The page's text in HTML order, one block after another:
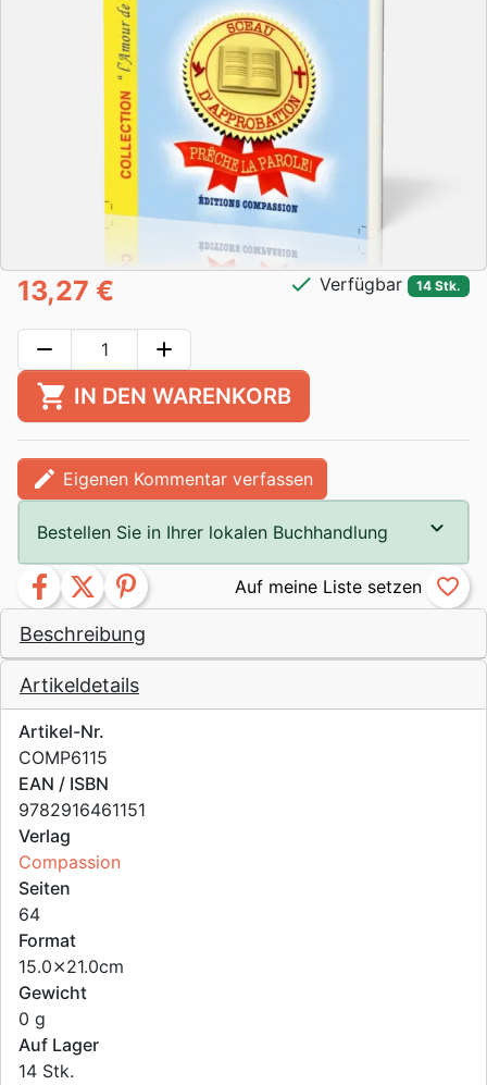
Beschreibung
Artikeldetails
Artikel-Nr.
COMP6115
EAN / ISBN
9782916461151
Verlag
Compassion
Seiten
64
Format
15.0⨯21.0cm
Gewicht
0 g
Auf Lager
14 Stk.
13,27 € check Verfügbar 14 Stk.
remove add
shopping_cart IN DEN WARENKORB
edit Eigenen Kommentar verfassen
Bestellen Sie in Ihrer lokalen Buchhandlung
facebook twitter pinterest favorite_border